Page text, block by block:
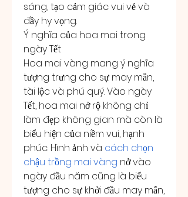
sáng, tạo cảm giác vui vẻ và
đầy hy vọng.
Ý nghĩa của hoa mai trong
ngày Tết
Hoa mai vàng mang ý nghĩa
tượng trưng cho sự may mắn,
tài lộc và phú quý. Vào ngày
Tết, hoa mai nở rộ không chỉ
làm đẹp không gian mà còn là
biểu hiện của niềm vui, hạnh
phúc. Hình ảnh và cách chọn
chậu trồng mai vàng nở vào
ngày đầu năm cũng là biểu
tượng cho sự khởi đầu may mắn,